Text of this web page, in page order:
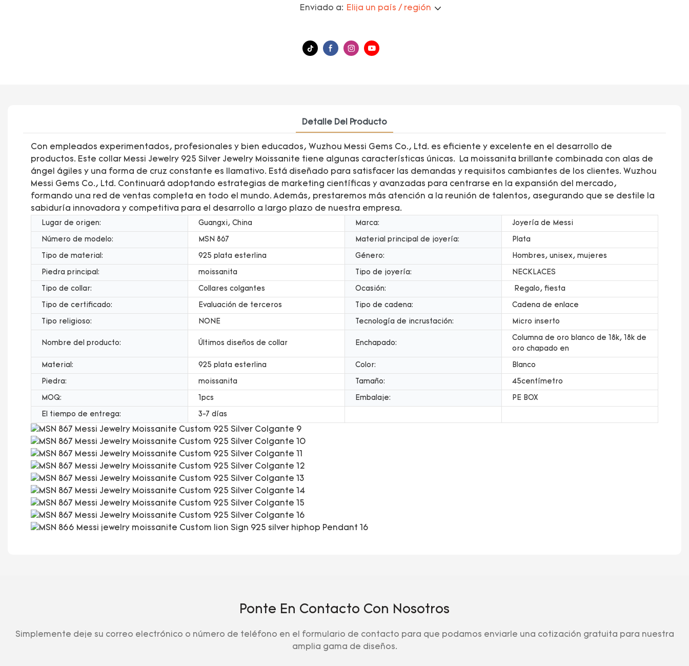
Enviado a: Elija un país / región
Detalle Del Producto
Con empleados experimentados, profesionales y bien educados, Wuzhou Messi Gems Co., Ltd. es eficiente y excelente en el desarrollo de
productos. Este collar Messi Jewelry 925 Silver Jewelry Moissanite tiene algunas características únicas. La moissanita brillante combinada con alas de
ángel ágiles y una forma de cruz constante es llamativo. Está diseñado para satisfacer las demandas y requisitos cambiantes de los clientes. Wuzhou
Messi Gems Co., Ltd. Continuará adoptando estrategias de marketing científicas y avanzadas para centrarse en la expansión del mercado,
formando una red de ventas completa en todo el mundo. Además, prestaremos más atención a la reunión de talentos, asegurando que se destile la
sabiduría innovadora y competitiva para el desarrollo a largo plazo de nuestra empresa.
Lugar de origen: Guangxi, China Marca: Joyería de Messi
Número de modelo: MSN 867 Material principal de joyería: Plata
Tipo de material: 925 plata esterlina Género: Hombres, unisex, mujeres
Piedra principal: moissanita Tipo de joyería: NECKLACES
Tipo de collar: Collares colgantes Ocasión: Regalo, fiesta
Tipo de certificado: Evaluación de terceros Tipo de cadena: Cadena de enlace
Tipo religioso: NONE Tecnología de incrustación: Micro inserto
Nombre del producto: Últimos diseños de collar Enchapado:
Columna de oro blanco de 18k, 18k de
oro chapado en
Material: 925 plata esterlina Color: Blanco
Piedra: moissanita Tamaño: 45centímetro
MOQ: 1pcs Embalaje: PE BOX
El tiempo de entrega: 3-7 días
Ponte En Contacto Con Nosotros
Simplemente deje su correo electrónico o número de teléfono en el formulario de contacto para que podamos enviarle una cotización gratuita para nuestra
amplia gama de diseños.